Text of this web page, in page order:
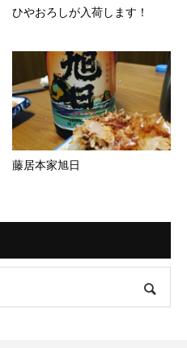
ひやおろしが入荷します！
藤居本家旭日